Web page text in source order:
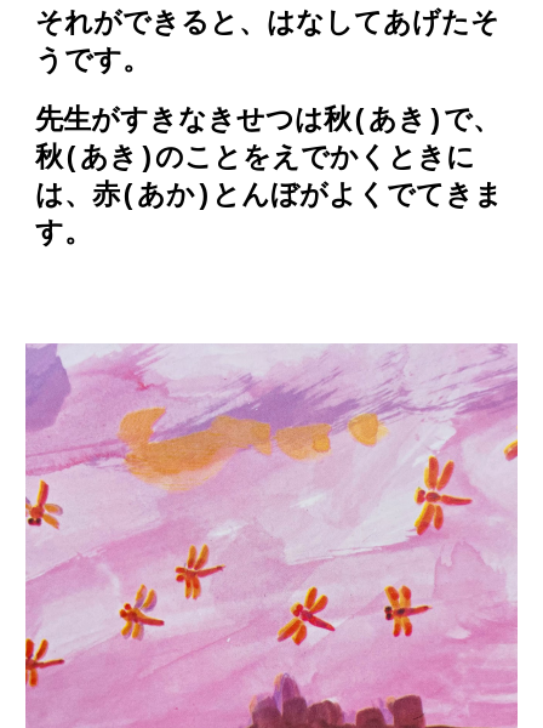
それができると、はなしてあげたそ
うです。
先生がすきなきせつは秋(あき)で、
秋(あき)のことをえでかくときに
は、赤(あか)とんぼがよくでてきま
す。